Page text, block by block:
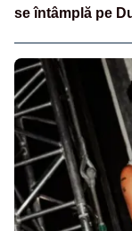
se întâmplă pe